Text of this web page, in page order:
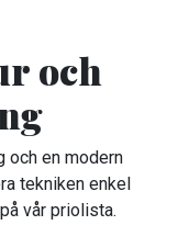
och
och en modern
tekniken enkel
vår priolista.